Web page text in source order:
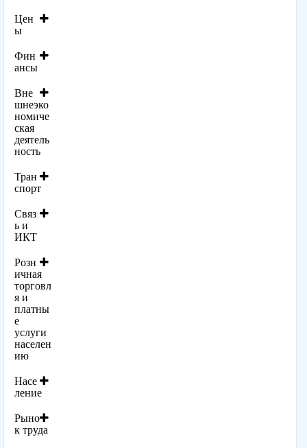
Цен
ы
Фин
ансы
Вне
шнеэко
номиче
ская
деятель
ность
Тран
спорт
Связ
ь и
ИКТ
Розн
ичная
торговл
я и
платны
е
услуги
населен
ию
Насе
ление
Рыно
к труда